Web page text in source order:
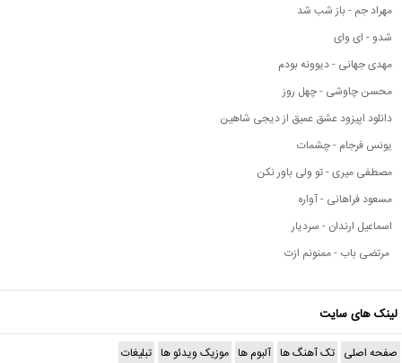
مهراد جم - باز شب شد
شدو - ای وای
مهدی جهانی - دیوونه بودم
محسن چاوشی - چهل روز
دانلود اپیزود عشق عمیق از دیجی شاهین
یونس فرجام - چشمات
مصطفی میری - تو ولی باور نکن
مسعود فراهانی - آواره
اسماعیل ارندان - سردیار
مرتضی باب - ممنونم ازت
لینک های سایت
صفحه اصلی تک آهنگ ها آلبوم ها موزیک ویدئو ها تبلیغات